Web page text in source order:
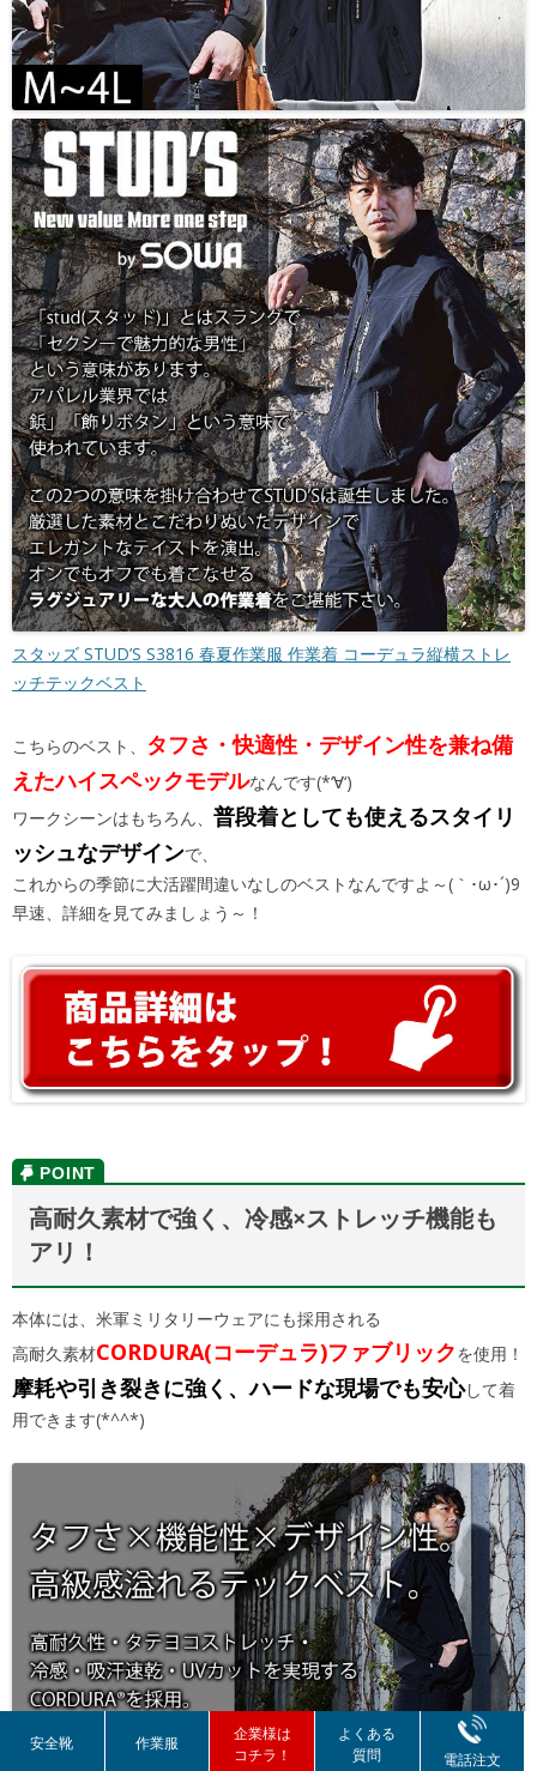
スタッズ STUD’S S3816 春夏作業服 作業着 コーデュラ縦横ストレ
ッチテックベスト
こちらのベスト、
タフさ・快適性・デザイン性を兼ね備
えたハイスペックモデルなんです(*‘∀‘)
ワークシーンはもちろん、 普段着としても使えるスタイリ
ッシュなデザインで、
これからの季節に大活躍間違いなしのベストなんですよ～(｀･ω･´)9
早速、詳細を見てみましょう～！
高耐久素材で強く、冷感×ストレッチ機能も
アリ！
本体には、米軍ミリタリーウェアにも採用される
高耐久素材CORDURA(コーデュラ)ファブリックを使用！
摩耗や引き裂きに強く、ハードな現場でも安心して着
用できます(*^^*)
安全靴 作業服
企業様は
コチラ！
よくある
質問
電話注文